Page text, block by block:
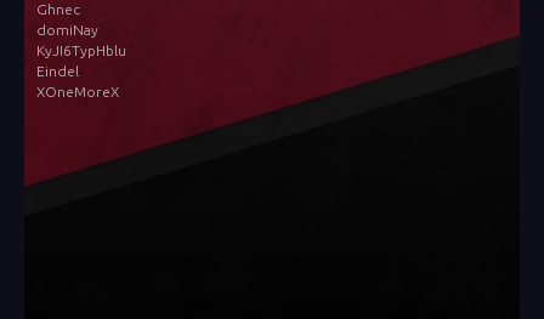
Ghnec
domiNay
KyJI6TypHblu
Eindel
XOneMoreX